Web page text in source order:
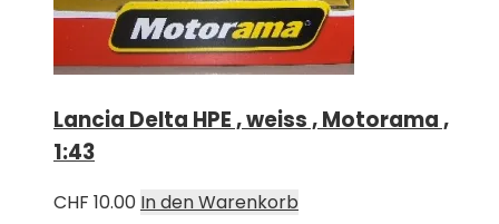
Lancia Delta HPE , weiss , Motorama ,
1:43
CHF 10.00 In den Warenkorb